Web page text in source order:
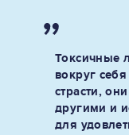
Токсичные
вокруг
страсти,
другими и
для